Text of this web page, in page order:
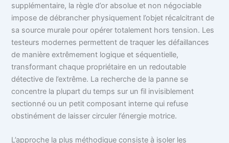
supplémentaire, la règle d’or absolue et non négociable
impose de débrancher physiquement l’objet récalcitrant de
sa source murale pour opérer totalement hors tension. Les
testeurs modernes permettent de traquer les défaillances
de manière extrêmement logique et séquentielle,
transformant chaque propriétaire en un redoutable
détective de l’extrême. La recherche de la panne se
concentre la plupart du temps sur un fil invisiblement
sectionné ou un petit composant interne qui refuse
obstinément de laisser circuler l’énergie motrice.
L’approche la plus méthodique consiste à isoler les